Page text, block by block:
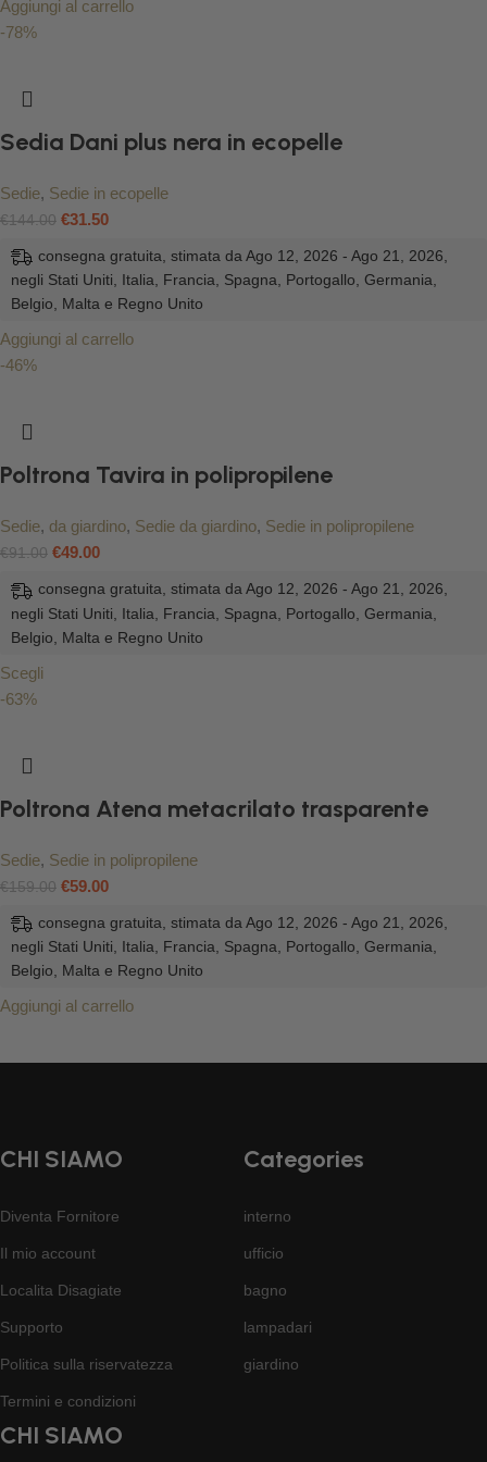
Aggiungi al carrello
-78%
Sedia Dani plus nera in ecopelle
Sedie, Sedie in ecopelle
€144.00 €31.50
consegna gratuita, stimata da Ago 12, 2026 - Ago 21, 2026,
negli Stati Uniti, Italia, Francia, Spagna, Portogallo, Germania,
Belgio, Malta e Regno Unito
Aggiungi al carrello
-46%
Poltrona Tavira in polipropilene
Sedie, da giardino, Sedie da giardino, Sedie in polipropilene
€91.00 €49.00
consegna gratuita, stimata da Ago 12, 2026 - Ago 21, 2026,
negli Stati Uniti, Italia, Francia, Spagna, Portogallo, Germania,
Belgio, Malta e Regno Unito
Scegli
-63%
Poltrona Atena metacrilato trasparente
Sedie, Sedie in polipropilene
€159.00 €59.00
consegna gratuita, stimata da Ago 12, 2026 - Ago 21, 2026,
negli Stati Uniti, Italia, Francia, Spagna, Portogallo, Germania,
Belgio, Malta e Regno Unito
Aggiungi al carrello
CHI SIAMO
Diventa Fornitore
Il mio account
Localita Disagiate
Supporto
Politica sulla riservatezza
Termini e condizioni
Categories
interno
ufficio
bagno
lampadari
giardino
CHI SIAMO